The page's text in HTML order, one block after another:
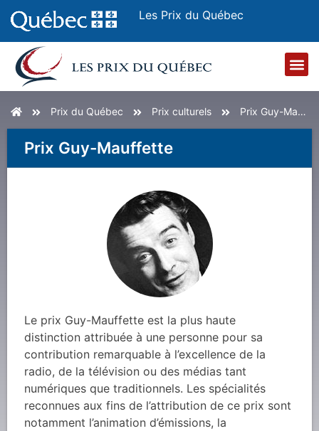
Les Prix du Québec
AccueilPrix du Québec culturels Guy-Mauffette
Prix Guy-Mauffette
Le prix Guy-Mauffette est la plus haute
distinction attribuée à une personne pour sa
contribution remarquable à l’excellence de la
radio, de la télévision ou des médias tant
numériques que traditionnels. Les spécialités
reconnues aux fins de l’attribution de ce prix sont
notamment l’animation d’émissions, la